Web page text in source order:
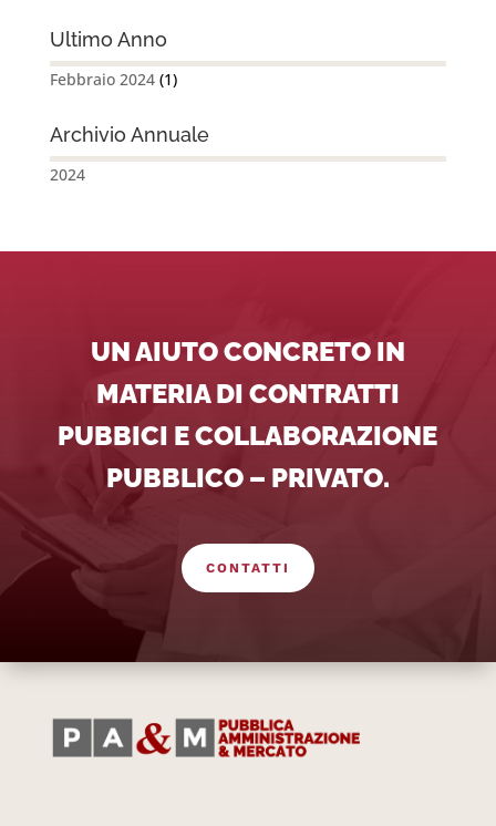
Ultimo Anno
Febbraio 2024(1)
Archivio Annuale
2024
UN AIUTO CONCRETO IN
MATERIA DI CONTRATTI
PUBBICI E COLLABORAZIONE
PUBBLICO – PRIVATO.
CONTATTI